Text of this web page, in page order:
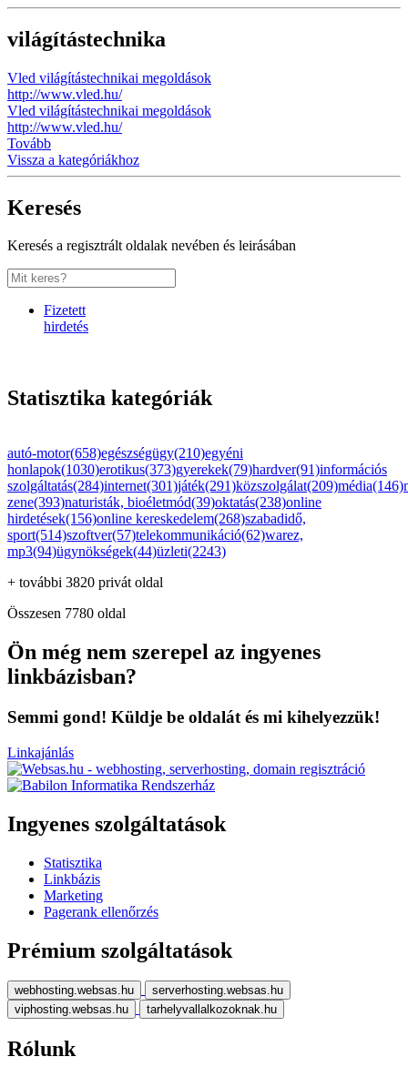
világítástechnika
Vled világítástechnikai megoldások
http://www.vled.hu/
Vled világítástechnikai megoldások
http://www.vled.hu/
Tovább
Vissza a kategóriákhoz
Keresés
Keresés a regisztrált oldalak nevében és leirásában
Fizetett
hirdetés
Statisztika kategóriák
autó-motor(658)egészségügy(210)egyéni
honlapok(1030)erotikus(373)gyerekek(79)hardver(91)információs
szolgáltatás(284)internet(301)játék(291)közszolgálat(209)média(146)
zene(393)naturisták, bioéletmód(39)oktatás(238)online
hirdetések(156)online kereskedelem(268)szabadidő,
sport(514)szoftver(57)telekommunikáció(62)warez,
mp3(94)ügynökségek(44)üzleti(2243)
+ további 3820 privát oldal
Összesen 7780 oldal
Ön még nem szerepel az ingyenes
linkbázisban?
Semmi gond! Küldje be oldalát és mi kihelyezzük!
Linkajánlás
Ingyenes szolgáltatások
Statisztika
Linkbázis
Marketing
Pagerank ellenőrzés
Prémium szolgáltatások
webhosting.websas.hu
serverhosting.websas.hu
viphosting.websas.hu
tarhelyvallalkozoknak.hu
Rólunk